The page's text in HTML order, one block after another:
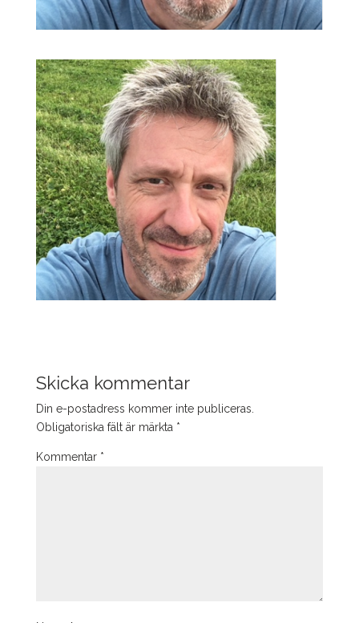
Skicka kommentar
Din e-postadress kommer inte publiceras.
Obligatoriska fält är märkta *
Kommentar *